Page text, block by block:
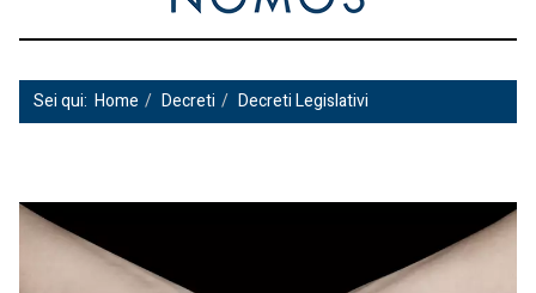
Sei qui: Home Decreti Decreti Legislativi